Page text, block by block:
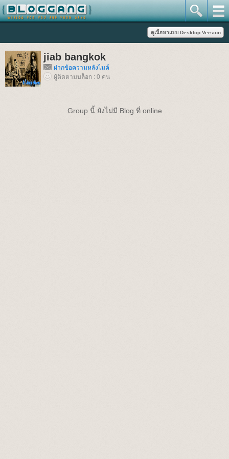
jiab bangkok
ฝากข้อความหลังไมค์
ผู้ติดตามบล็อก : 0 คน
Group นี้ ยังไม่มี Blog ที่ online